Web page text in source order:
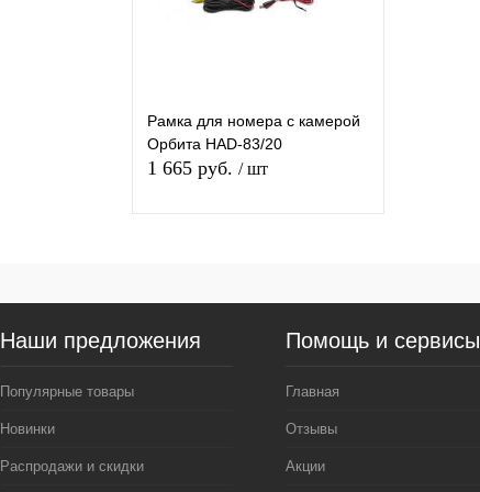
Недоступно
Рамка для номера с камерой
Орбита HAD-83/20
1 665 руб. / шт
Купить в 1
К
сравнению
Недоступно
Наши предложения
Популярные товары
Новинки
Распродажи и скидки
Помощь и сервисы
Главная
Отзывы
Акции